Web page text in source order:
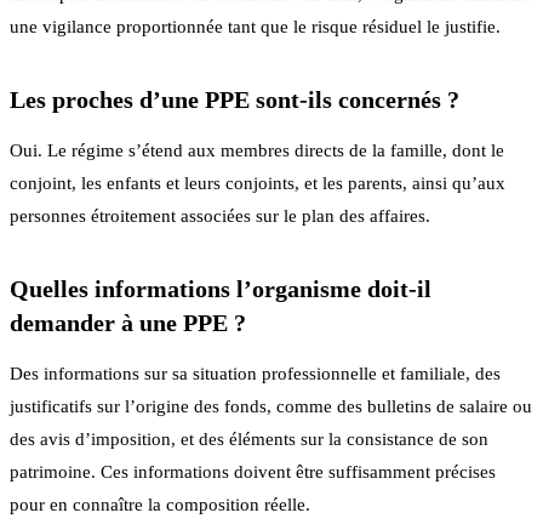
une vigilance proportionnée tant que le risque résiduel le justifie.
Les proches d’une PPE sont-ils concernés ?
Oui. Le régime s’étend aux membres directs de la famille, dont le
conjoint, les enfants et leurs conjoints, et les parents, ainsi qu’aux
personnes étroitement associées sur le plan des affaires.
Quelles informations l’organisme doit-il
demander à une PPE ?
Des informations sur sa situation professionnelle et familiale, des
justificatifs sur l’origine des fonds, comme des bulletins de salaire ou
des avis d’imposition, et des éléments sur la consistance de son
patrimoine. Ces informations doivent être suffisamment précises
pour en connaître la composition réelle.